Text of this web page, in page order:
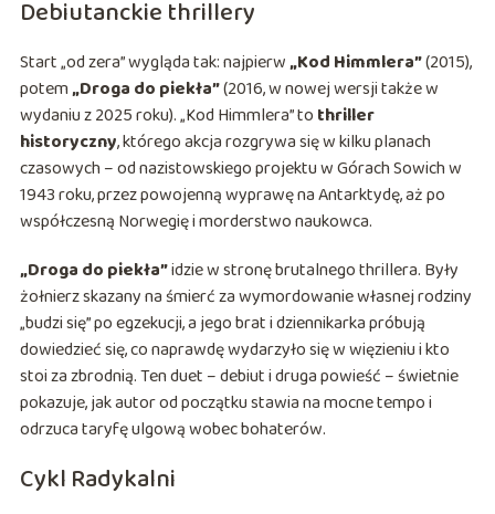
Debiutanckie thrillery
Start „od zera” wygląda tak: najpierw„Kod Himmlera”(2015),
potem„Droga do piekła”(2016, w nowej wersji także w
wydaniu z 2025 roku). „Kod Himmlera” to thriller
historyczny, którego akcja rozgrywa się w kilku planach
czasowych – od nazistowskiego projektu w Górach Sowich w
1943 roku, przez powojenną wyprawę na Antarktydę, aż po
współczesną Norwegię i morderstwo naukowca.
„Droga do piekła”idzie w stronę brutalnego thrillera. Były
żołnierz skazany na śmierć za wymordowanie własnej rodziny
„budzi się” po egzekucji, a jego brat i dziennikarka próbują
dowiedzieć się, co naprawdę wydarzyło się w więzieniu i kto
stoi za zbrodnią. Ten duet – debiut i druga powieść – świetnie
pokazuje, jak autor od początku stawia na mocne tempo i
odrzuca taryfę ulgową wobec bohaterów.
Cykl Radykalni